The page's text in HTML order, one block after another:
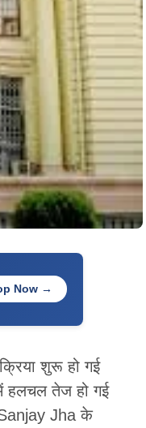
Now →
शुरू हो गई
में हलचल तेज हो गई
Sanjay Jha के